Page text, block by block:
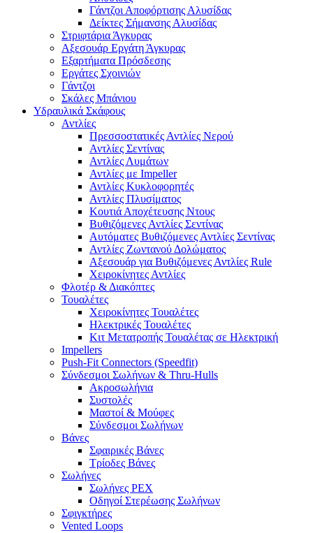
Γάντζοι Αποφόρτισης Αλυσίδας
Δείκτες Σήμανσης Αλυσίδας
Στριφτάρια Άγκυρας
Αξεσουάρ Εργάτη Άγκυρας
Εξαρτήματα Πρόσδεσης
Εργάτες Σχοινιών
Γάντζοι
Σκάλες Μπάνιου
Υδραυλικά Σκάφους
Αντλίες
Πρεσσοστατικές Αντλίες Νερού
Αντλίες Σεντίνας
Αντλίες Λυμάτων
Αντλίες με Impeller
Αντλίες Κυκλοφορητές
Αντλίες Πλυσίματος
Κουτιά Αποχέτευσης Ντους
Βυθιζόμενες Αντλίες Σεντίνας
Αυτόματες Βυθιζόμενες Αντλίες Σεντίνας
Αντλίες Ζωντανού Δολώματος
Αξεσουάρ για Βυθιζόμενες Αντλίες Rule
Χειροκίνητες Αντλίες
Φλοτέρ & Διακόπτες
Τουαλέτες
Χειροκίνητες Τουαλέτες
Ηλεκτρικές Τουαλέτες
Κιτ Μετατροπής Τουαλέτας σε Ηλεκτρική
Impellers
Push-Fit Connectors (Speedfit)
Σύνδεσμοι Σωλήνων & Thru-Hulls
Ακροσωλήνια
Συστολές
Μαστοί & Μούφες
Σύνδεσμοι Σωλήνων
Βάνες
Σφαιρικές Βάνες
Τρίοδες Βάνες
Σωλήνες
Σωλήνες PEX
Οδηγοί Στερέωσης Σωλήνων
Σφιγκτήρες
Vented Loops